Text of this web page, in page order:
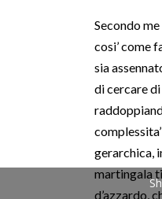
Secondo
cosi’ come
sia
di cercare
gerarchica,
martingala
d’azzardo,